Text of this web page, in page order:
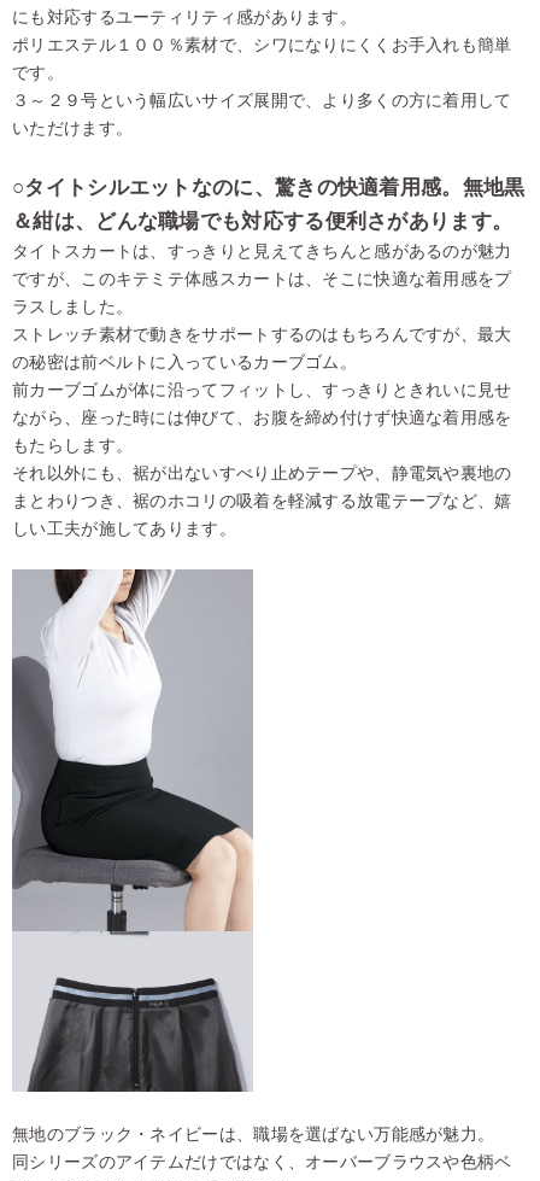
にも対応するユーティリティ感があります。
ポリエステル１００％素材で、シワになりにくくお手入れも簡単
です。
３～２９号という幅広いサイズ展開で、より多くの方に着用して
いただけます。
○タイトシルエットなのに、驚きの快適着用感。無地黒
＆紺は、どんな職場でも対応する便利さがあります。
タイトスカートは、すっきりと見えてきちんと感があるのが魅力
ですが、このキテミテ体感スカートは、そこに快適な着用感をプ
ラスしました。
ストレッチ素材で動きをサポートするのはもちろんですが、最大
の秘密は前ベルトに入っているカーブゴム。
前カーブゴムが体に沿ってフィットし、すっきりときれいに見せ
ながら、座った時には伸びて、お腹を締め付けず快適な着用感を
もたらします。
それ以外にも、裾が出ないすべり止めテープや、静電気や裏地の
まとわりつき、裾のホコリの吸着を軽減する放電テープなど、嬉
しい工夫が施してあります。
無地のブラック・ネイビーは、職場を選ばない万能感が魅力。
同シリーズのアイテムだけではなく、オーバーブラウスや色柄ベ